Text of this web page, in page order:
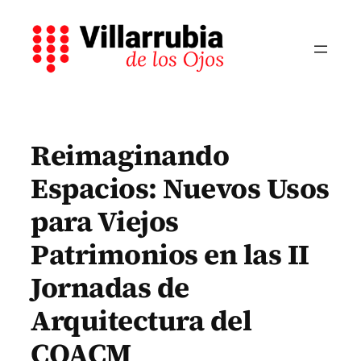
contenido
Reimaginando
Espacios: Nuevos Usos
para Viejos
Patrimonios en las II
Jornadas de
Arquitectura del